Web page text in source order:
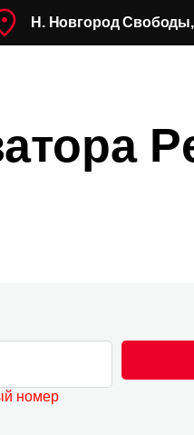
Н. Новгород
номер